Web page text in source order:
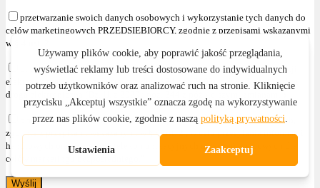
przetwarzanie swoich danych osobowych i wykorzystanie tych danych do
celów marketingowych PRZEDSIĘBIORCY, zgodnie z przepisami wskazanymi
w § 4 ust. 2
otrzymywanie informacji handlowych za pomocą środków komunikacji
elektronicznej, zgodnie z ustawą z dnia 18 lipca 2002r. o świadczeniu usług
drogą elektroniczną (Dz. U. z 2020r. poz. 344 z późniejszymi zmianami )
przetwarzanie swoich danych osobowych i wykorzystanie tych danych,
zgodnie z przepisami wskazanymi w § 4 ust. 2 , w celu przesyłania informacji
handlowych oraz używania telekomunikacyjnych urządzeń końcowych dla
celów marketingu bezpośredniego."